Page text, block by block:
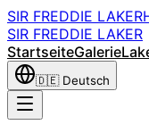
SIR FREDDIE LAKER
SIR FREDDIE LAKER
StartseiteGalerie
🇩🇪 Deutsch